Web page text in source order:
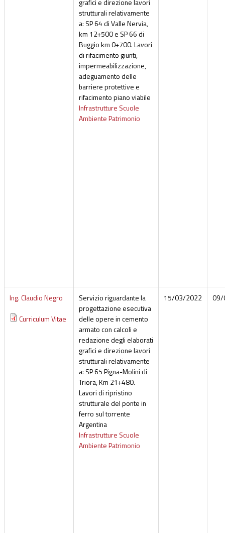
grafici e direzione lavori
strutturali relativamente
a: SP 64 di Valle Nervia,
km 12+500 e SP 66 di
Buggio km 0+700. Lavori
di rifacimento giunti,
impermeabilizzazione,
adeguamento delle
barriere protettive e
rifacimento piano viabile
Infrastrutture Scuole
Ambiente Patrimonio
Ing. Claudio Negro
Curriculum Vitae
Servizio riguardante la
progettazione esecutiva
delle opere in cemento
armato con calcoli e
redazione degli elaborati
grafici e direzione lavori
strutturali relativamente
a: SP 65 Pigna-Molini di
Triora, Km 21+480.
Lavori di ripristino
strutturale del ponte in
ferro sul torrente
Argentina
Infrastrutture Scuole
Ambiente Patrimonio
15/03/2022 09/